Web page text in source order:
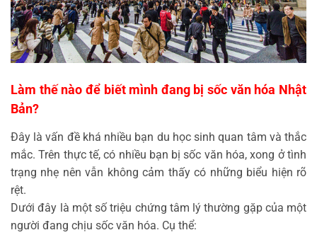
Làm thế nào để biết mình đang bị sốc văn hóa Nhật
Bản?
Đây là vấn đề khá nhiều bạn du học sinh quan tâm và thắc
mắc. Trên thực tế, có nhiều bạn bị sốc văn hóa, xong ở tình
trạng nhẹ nên vẫn không cảm thấy có những biểu hiện rõ
rệt.
Dưới đây là một số triệu chứng tâm lý thường gặp của một
người đang chịu sốc văn hóa. Cụ thể: